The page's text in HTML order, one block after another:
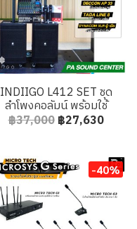
INDIIGO L412 SET ชุด
ลำโพงคอลัมน์ พร้อมใช้
฿37,000 ฿27,630
-40%